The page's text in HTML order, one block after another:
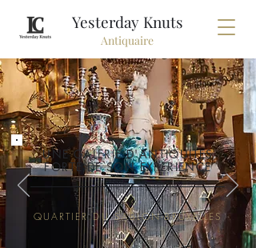
Yesterday Knuts
Antiquaire
UNE GALERIE D'ANTIQUITES
FORTE DE SON EXPERIENCE
QUARTIER DU SABLON-BRUXELLES